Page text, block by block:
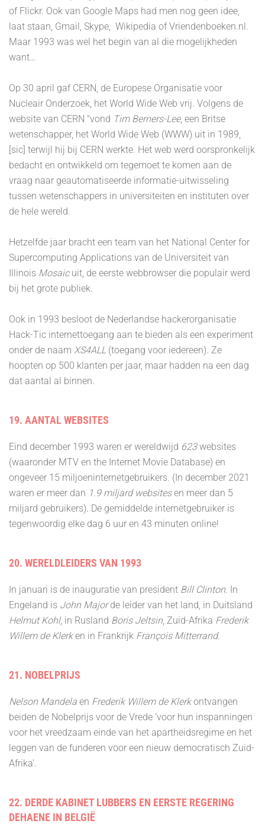
of Flickr. Ook van Google Maps had men nog geen idee,
laat staan, Gmail, Skype, Wikipedia of Vriendenboeken.nl.
Maar 1993 was wel het begin van al die mogelijkheden
want…
Op 30 april gaf CERN, de Europese Organisatie voor
Nucleair Onderzoek, het World Wide Web vrij. Volgens de
website van CERN "vond Tim Berners-Lee, een Britse
wetenschapper, het World Wide Web (WWW) uit in 1989,
[sic] terwijl hij bij CERN werkte. Het web werd oorspronkelijk
bedacht en ontwikkeld om tegemoet te komen aan de
vraag naar geautomatiseerde informatie-uitwisseling
tussen wetenschappers in universiteiten en instituten over
de hele wereld.
Hetzelfde jaar bracht een team van het National Center for
Supercomputing Applications van de Universiteit van
Illinois Mosaicuit, de eerste webbrowser die populair werd
bij het grote publiek.
Ook in 1993 besloot de Nederlandse hackerorganisatie
Hack-Tic internettoegang aan te bieden als een experiment
onder de naam XS4ALL (toegang voor iedereen). Ze
hoopten op 500 klanten per jaar, maar hadden na een dag
dat aantal al binnen.
19. AANTAL WEBSITES
Eind december 1993 waren er wereldwijd 623websites
(waaronder MTV en the Internet Movie Database) en
ongeveer 15 miljoeninternetgebruikers. (In december 2021
waren er meer dan 1.9 miljard websitesen meer dan 5
miljard gebruikers). De gemiddelde internetgebruiker is
tegenwoordig elke dag 6 uur en 43 minuten online!
20. WERELDLEIDERS VAN 1993
In januari is de inauguratie van president Bill Clinton. In
Engeland is John Majorde leider van het land, in Duitsland
Helmut Kohl, in Rusland Boris Jeltsin, Zuid-Afrika Frederik
Willem de Klerken in Frankrijk François Mitterrand.
21. NOBELPRIJS
Nelson Mandela en Frederik Willem de Klerkontvangen
beiden de Nobelprijs voor de Vrede ‘voor hun inspanningen
voor het vreedzaam einde van het apartheidsregime en het
leggen van de funderen voor een nieuw democratisch Zuid-
Afrika’.
22. DERDE KABINET LUBBERS EN EERSTE REGERING
DEHAENE IN BELGIË